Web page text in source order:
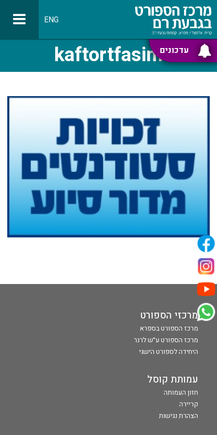
עדכונים
ENG
kaftortfasim
מרכזי הספורט
מרכז הספורט בספרא
מרכז הספורט ע״ש לרנר
היחידה לספורט הישגי
עמותת קוסל
חזון העמותה
קריירה
הצהרת נגישות